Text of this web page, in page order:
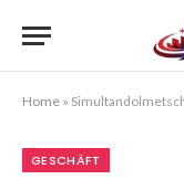
Home » Simultandolmetscher Deutsch
GESCHÄFT